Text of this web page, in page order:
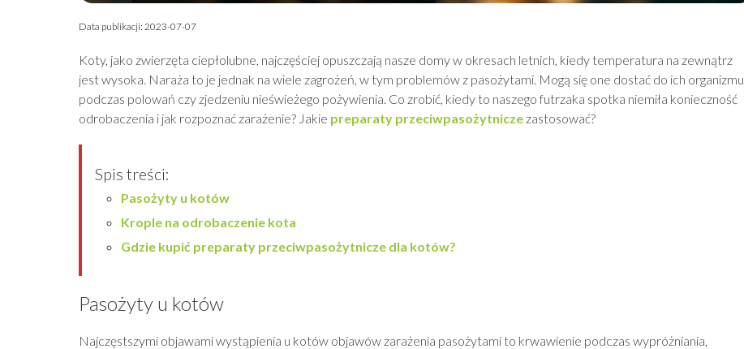
Data publikacji: 2023-07-07
Koty, jako zwierzęta ciepłolubne, najczęściej opuszczają nasze domy w okresach letnich, kiedy temperatura na zewnątrz
jest wysoka. Naraża to je jednak na wiele zagrożeń, w tym problemów z pasożytami. Mogą się one dostać do ich organizmu
podczas polowań czy zjedzeniu nieświeżego pożywienia. Co zrobić, kiedy to naszego futrzaka spotka niemiła konieczność
odrobaczenia i jak rozpoznać zarażenie? Jakie preparaty przeciwpasożytnicze zastosować?
Spis treści:
Pasożyty u kotów
Krople na odrobaczenie kota
Gdzie kupić preparaty przeciwpasożytnicze dla kotów?
Pasożyty u kotów
Najczęstszymi objawami wystąpienia u kotów objawów zarażenia pasożytami to krwawienie podczas wypróżniania,